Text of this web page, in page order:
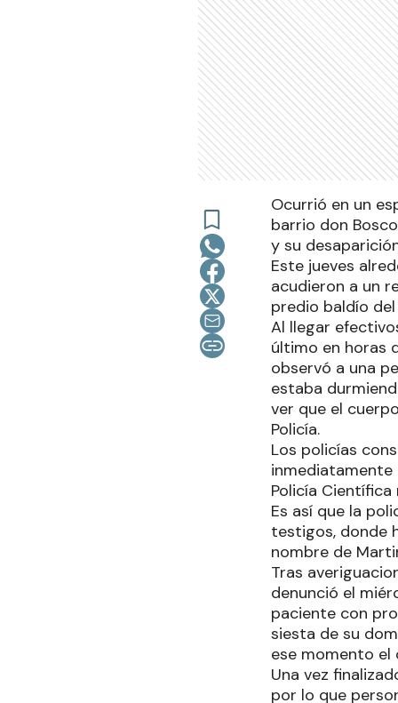
Ocurrió en un
barrio don
y su
Este jueves
acudieron a un
predio baldío
Al llegar
último en horas
observó a una
estaba
ver que el
Policía.
Los policías
inmediatamente
Policía
Es así que la
testigos, donde
nombre de
Tras
denunció el
paciente con
siesta de su
ese momento el
Una vez
por lo que